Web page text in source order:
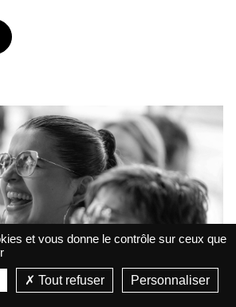
Électrique
Google Play
VIEW
et vous donne le contrôle sur ceux que
Tout refuser Personnaliser